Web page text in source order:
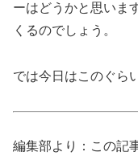
ーはどうかと思いま
くるのでしょう。
では今日はこのぐら
編集部より：この記